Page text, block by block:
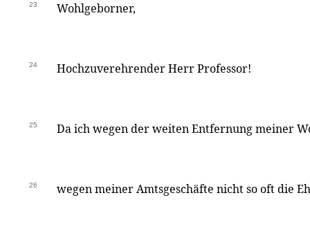
23 Wohlgeborner,
24 Hochzuverehrender Herr Professor!
25 Da ich wegen der weiten Entfernung meiner
26 wegen meiner Amtsgeschäfte nicht so oft die